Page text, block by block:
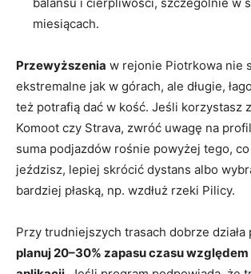
balansu i cierpliwości, szczególnie w
miesiącach.
Przewyższenia w rejonie Piotrkowa nie
ekstremalne jak w górach, ale długie,
też potrafią dać w kość. Jeśli korzystasz
Komoot czy Strava, zwróć uwagę na
suma podjazdów rośnie powyżej tego,
jeździsz, lepiej skrócić dystans albo
bardziej płaską, np. wzdłuż rzeki Pilicy.
Przy trudniejszych trasach dobrze działa
planuj 20–30% zapasu czasu